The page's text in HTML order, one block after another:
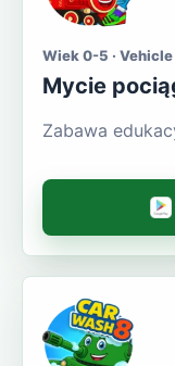
Wiek 0-5 ·
Mycie
Zabawa